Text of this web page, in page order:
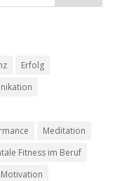
Erfolg
Meditation
Fitness im Beruf
Motivation